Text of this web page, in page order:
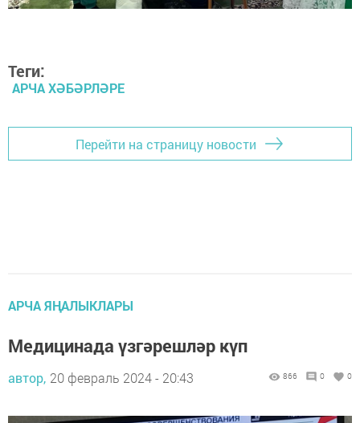
Теги:
АРЧА ХӘБӘРЛӘРЕ
Перейти на страницу новости
АРЧА ЯҢАЛЫКЛАРЫ
Медицинада үзгәрешләр күп
автор, 20 февраль 2024 - 20:43 866 0 0